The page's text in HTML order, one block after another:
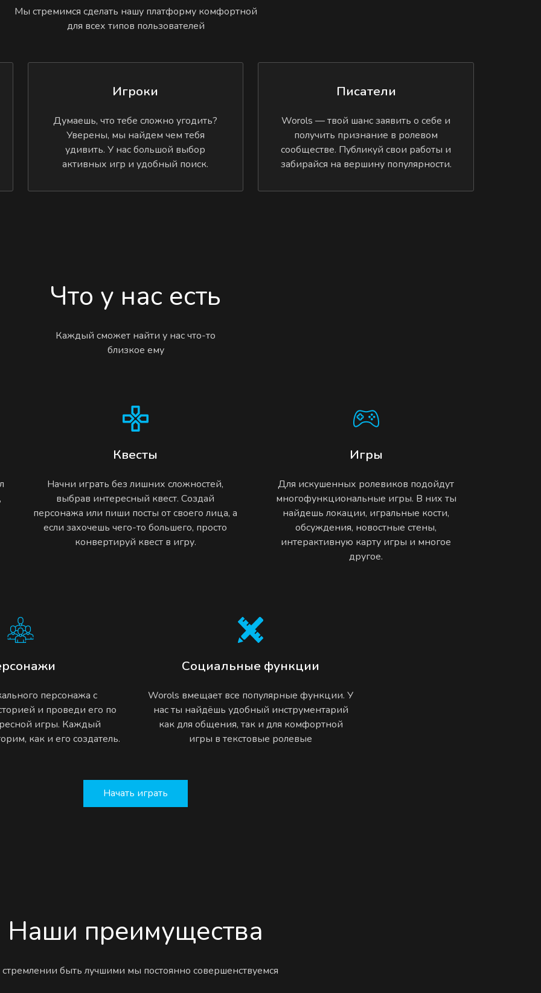
Мы стремимся сделать нашу платформу комфортной
для всех типов пользователей
Игроки
Думаешь, что тебе сложно угодить?
Уверены, мы найдем чем тебя
удивить. У нас большой выбор
активных игр и удобный поиск.
Писатели
Worols — твой шанс заявить о себе и
получить признание в ролевом
сообществе. Публикуй свои работы и
забирайся на вершину популярности.
Что у нас есть
Каждый сможет найти у нас что-то
близкое ему
Квесты
Начни играть без лишних сложностей,
выбрав интересный квест. Создай
персонажа или пиши посты от своего лица, а
если захочешь чего-то большего, просто
конвертируй квест в игру.
Игры
Для искушенных ролевиков подойдут
многофункциональные игры. В них ты
найдешь локации, игральные кости,
обсуждения, новостные стены,
интерактивную карту игры и многое
другое.
персонажа с
и проведи его по
игры. Каждый
как и его создатель.
Социальные функции
Worols вмещает все популярные функции. У
нас ты найдёшь удобный инструментарий
как для общения, так и для комфортной
игры в текстовые ролевые
Начать играть
Наши преимущества
быть лучшими мы постоянно совершенствуемся